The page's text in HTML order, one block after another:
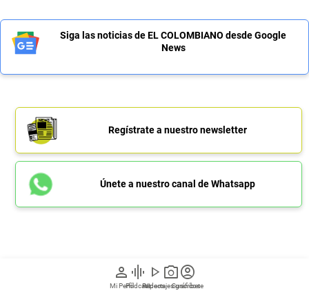
person
Mi Perfil
graphic_eq
Pódcast
play_arrow
Videos
photo_camera
Reportajes gráficos
account_circle
Suscríbete
Siga las noticias de EL COLOMBIANO desde Google
News
Regístrate a nuestro newsletter
Únete a nuestro canal de Whatsapp
La FLIP reportó más de 2.000